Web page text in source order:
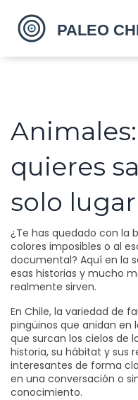
quieres
solo lugar
¿Te has quedado con la
colores imposibles o al
documental? Aquí en la
esas historias y mucho
realmente sirven.
En Chile, la variedad de
pingüinos que anidan en
que surcan los cielos de
historia, su hábitat y sus
interesantes de forma
en una conversación o
conocimiento.